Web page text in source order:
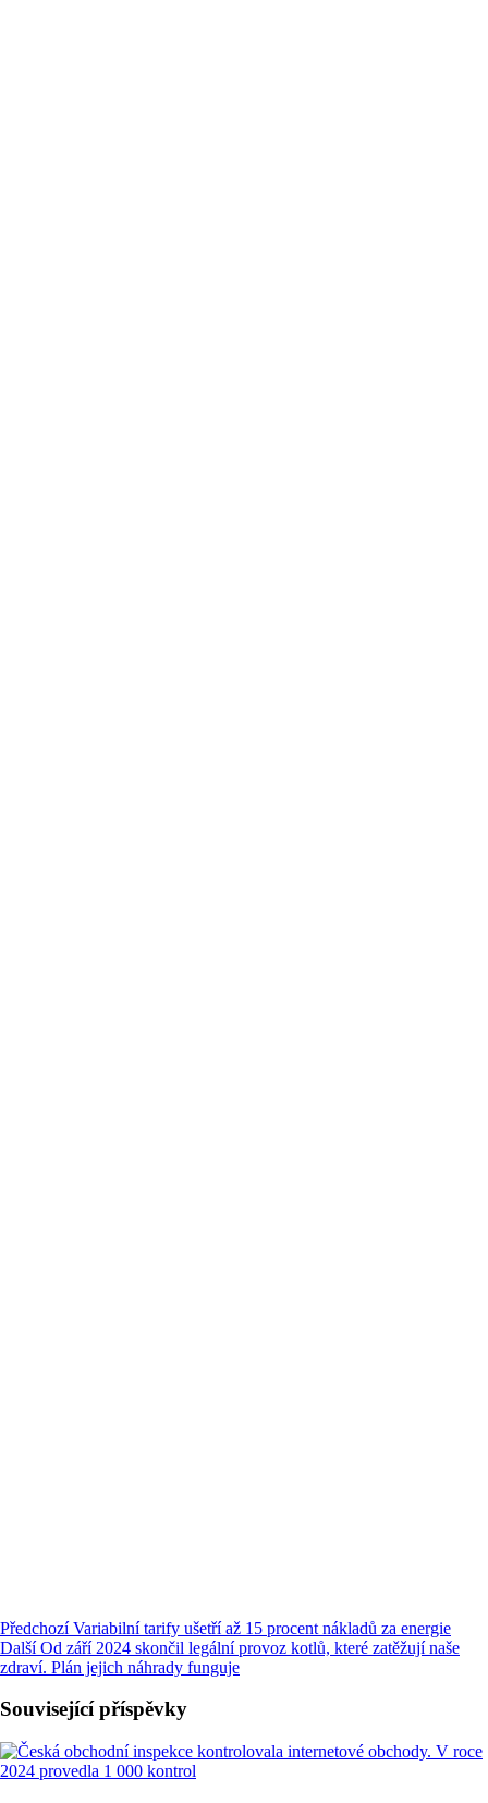
Předchozí Variabilní tarify ušetří až 15 procent nákladů za energie
Další Od září 2024 skončil legální provoz kotlů, které zatěžují naše
zdraví. Plán jejich náhrady funguje
Související příspěvky